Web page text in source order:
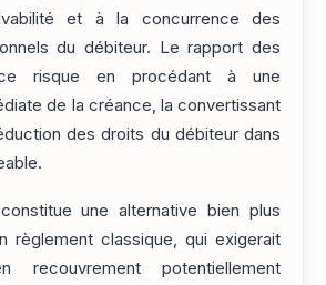
et à la concurrence des
du débiteur. Le rapport des
risque en procédant à une
de la créance, la convertissant
des droits du débiteur dans
une alternative bien plus
règlement classique, qui exigerait
potentiellement